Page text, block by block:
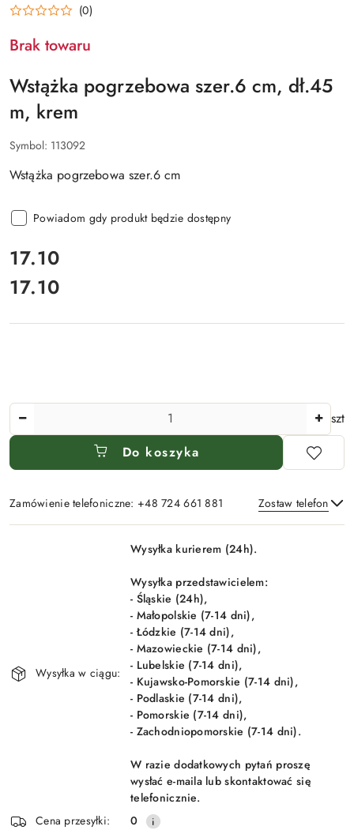
(0)
Brak towaru
Wstążka pogrzebowa szer.6 cm, dł.45
m, krem
Symbol: 113092
Wstążka pogrzebowa szer.6 cm
Powiadom gdy produkt będzie dostępny
cena:
17.10
Cena:
17.10
Ilość
szt
Do koszyka
Zamówienie telefoniczne: +48 724 661 881 Zostaw telefon
Wyślij
Dostępność
Wysyłka w ciągu:
Wysyłka kurierem (24h).
Wysyłka przedstawicielem:
- Śląskie (24h),
- Małopolskie (7-14 dni),
- Łódzkie (7-14 dni),
- Mazowieckie (7-14 dni),
- Lubelskie (7-14 dni),
- Kujawsko-Pomorskie (7-14 dni),
- Podlaskie (7-14 dni),
- Pomorskie (7-14 dni),
- Zachodniopomorskie (7-14 dni).
W razie dodatkowych pytań proszę
wysłać e-maila lub skontaktować się
telefonicznie.
Cena przesyłki:
0